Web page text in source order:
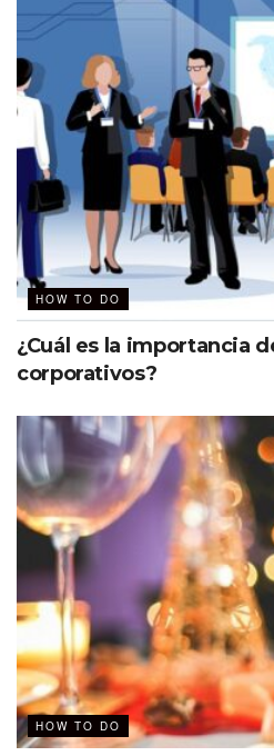
HOW TO DO
¿Cuál es la importancia
corporativos?
HOW TO DO